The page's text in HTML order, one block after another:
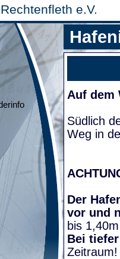
Rechtenfleth e.V.
Auf dem
Südlich
Weg in
Der
vor und
bis
Bei